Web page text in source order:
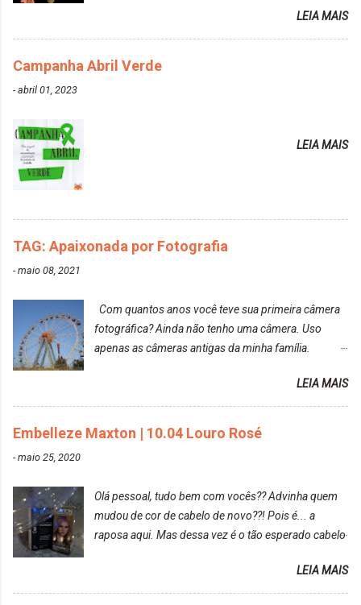
LIBERDADE PARA SER MAIS VOCÊ 10.04 LOURO
LEIA MAIS
Campanha Abril Verde
-abril 01, 2023
LEIA MAIS
TAG: Apaixonada por Fotografia
-maio 08, 2021
Com quantos anos você teve sua primeira câmera
fotográfica? Ainda não tenho uma câmera. Uso
apenas as câmeras antigas da minha família.
diria que gosto mais de fotografar, mas comecei a
gostar bastante de ser a minha modelo. Você tem
uma boa câmera para fotografar? Ainda não tenho
uma super câmera profissional. Por enquanto, a
suas fotos? Sim. Posto aqui e pelas minhas páginas.
Tumblr, We heart it, ou instagram? Instagram. Eu
particularmente não gosto de Tumblr e nem do We
LEIA MAIS
Embelleze Maxton | 10.04 Louro Rosé
-maio 25, 2020
Olá pessoal, tudo bem com vocês?? Advinha quem
mudou de cor de cabelo de novo??! Pois é... a
raposa aqui. Mas dessa vez é o tão esperado cabelo
Louro Rosé Se vocês não acompanharam a saga do
meu cabelo colorido, vou deixar aqui embaixo, o link
LEIA MAIS